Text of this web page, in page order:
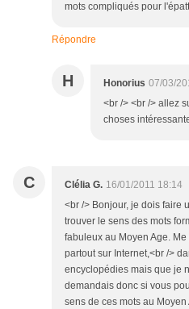
mots compliqués pour
Répondre
H Honorius 07/03/
<br /> <br /> allez
choses
C Clélia G. 16/01/2011 18:14
<br /> Bonjour, je dois faire
trouver le sens des mots
fabuleux au Moyen Age.
partout sur Internet,<br />
encyclopédies mais que je
demandais donc si vous
sens de ces mots au